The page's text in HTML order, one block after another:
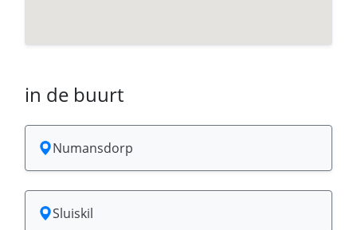
in de buurt
Numansdorp
Sluiskil